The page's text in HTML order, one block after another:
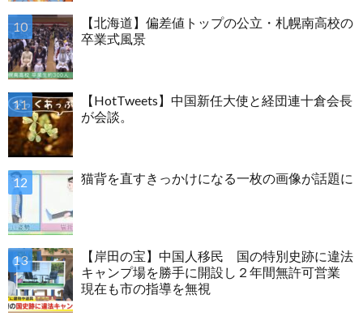
【北海道】偏差値トップの公立・札幌南高校の
卒業式風景
【HotTweets】中国新任大使と経団連十倉会長
が会談。
猫背を直すきっかけになる一枚の画像が話題に
【岸田の宝】中国人移民 国の特別史跡に違法
キャンプ場を勝手に開設し２年間無許可営業
現在も市の指導を無視